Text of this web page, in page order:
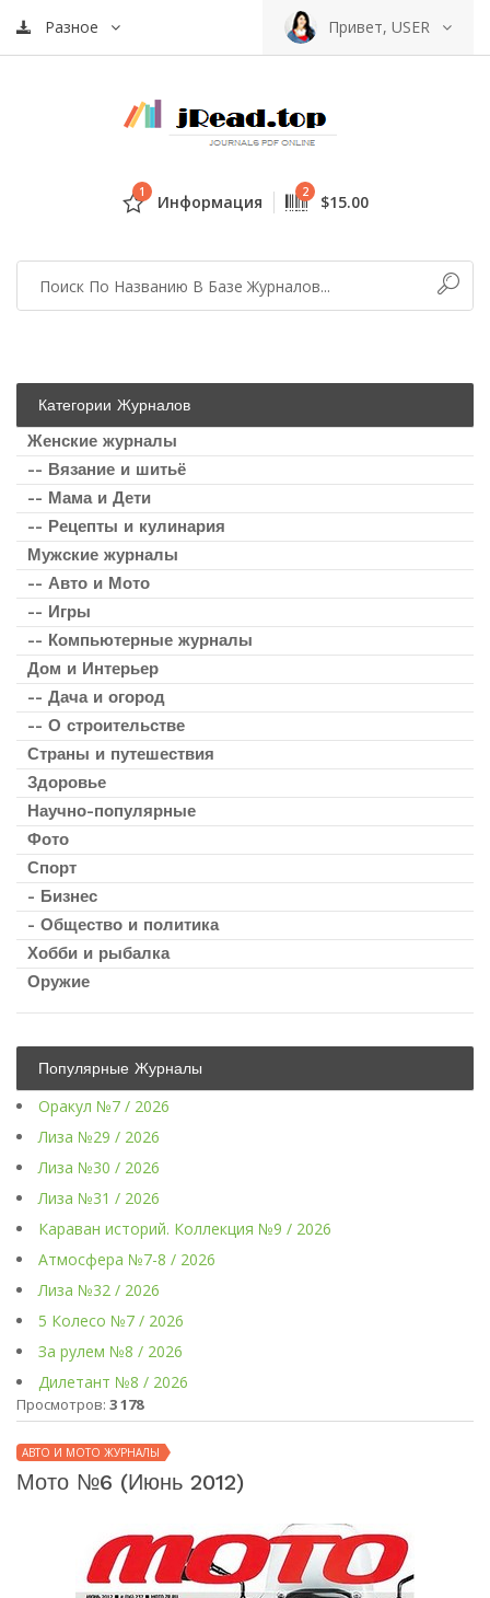
Разное Привет, USER
1 Информация 2 $15.00
Категории Журналов
Женские журналы
-- Вязание и шитьё
-- Мама и Дети
-- Рецепты и кулинария
Мужские журналы
-- Авто и Мото
-- Игры
-- Компьютерные журналы
Дом и Интерьер
-- Дача и огород
-- О строительстве
Страны и путешествия
Здоровье
Научно-популярные
Фото
Спорт
- Бизнес
- Общество и политика
Хобби и рыбалка
Оружие
Популярные Журналы
Оракул №7 / 2026
Лиза №29 / 2026
Лиза №30 / 2026
Лиза №31 / 2026
Караван историй. Коллекция №9 / 2026
Атмосфера №7-8 / 2026
Лиза №32 / 2026
5 Колесо №7 / 2026
За рулем №8 / 2026
Дилетант №8 / 2026
Просмотров: 3 178
АВТО И МОТО ЖУРНАЛЫ
Мото №6 (июнь 2012)